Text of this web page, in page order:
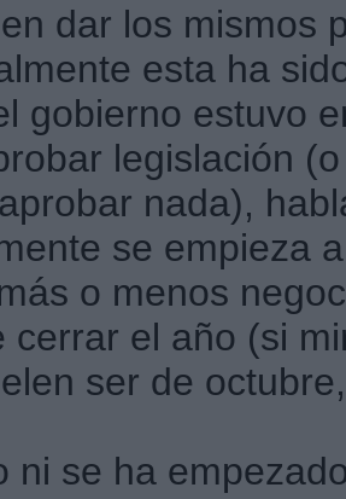
dar los mismos
esta ha
gobierno estuvo
legislación
nada),
se empieza
o menos
cerrar el año (si
ser de
ni se ha